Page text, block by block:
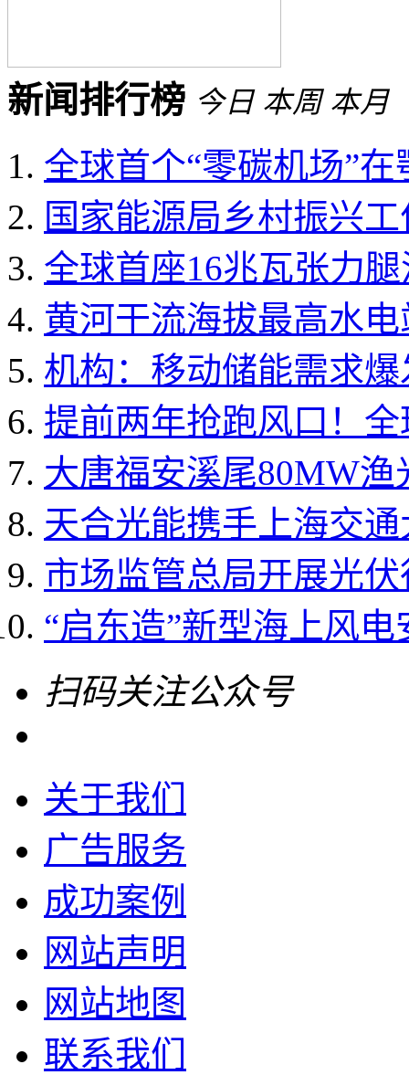
新闻排行榜 今日 本周 本月
全球首个“零碳机场”
国家能源局乡村振兴
全球首座16兆瓦张力
黄河干流海拔最高水
机构：移动储能需求
提前两年抢跑风口！
大唐福安溪尾80MW
天合光能携手上海交
市场监管总局开展光
“启东造”新型海上风
扫码关注公众号
关于我们
广告服务
成功案例
网站声明
网站地图
联系我们